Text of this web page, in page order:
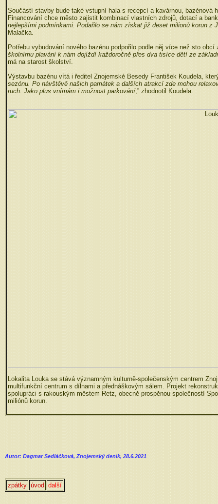
Součástí stavby bude také vstupní hala s recepcí a kavárnou, bazénová
Financování chce město zajistit kombinací vlastních zdrojů, dotací a
nejlepšími podmínkami. Podařilo se nám získat již deset milionů korun z
Malačka.
Potřebu vybudování nového bazénu podpořilo podle něj více než sto
školnímu plavání k nám dojíždí každoročně přes dva tisíce dětí ze
má na starost školství.
Výstavbu bazénu vítá i ředitel Znojemské Besedy František Koudela,
sezónu. Po návštěvě našich památek a dalších atrakcí zde mohou
ruch. Jako plus vnímám i možnost parkování,” zhodnotil Koudela.
Lokalita Louka se stává významným kulturně-společenským centrem
multifunkční centrum s dílnami a přednáškovým sálem. Projekt
spolupráci s rakouským městem Retz, obecně prospěnou společností
miliónů korun.
Autor: Dagmar Sedláčková, Znojemský deník, 28.6.2021
zpátky úvod další